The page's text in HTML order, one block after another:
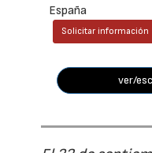
España
Solicitar información
ver/